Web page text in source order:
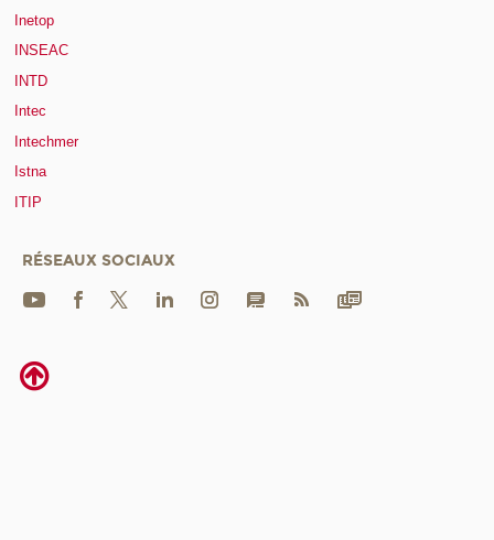
Inetop
INSEAC
INTD
Intec
Intechmer
Istna
ITIP
RÉSEAUX SOCIAUX